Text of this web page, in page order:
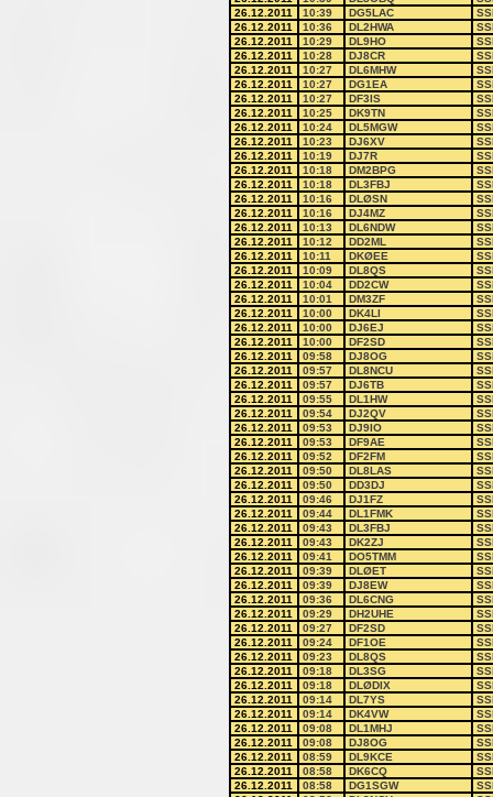
26.12.2011
10:39 DG5LAC
26.12.2011
10:36 DL2HWA
26.12.2011
10:29 DL9HO
26.12.2011
10:28 DJ8CR
26.12.2011
10:27 DL6MHW
26.12.2011
10:27 DG1EA
26.12.2011
10:27 DF3IS
26.12.2011
10:25 DK9TN
26.12.2011
10:24 DL5MGW
26.12.2011
10:23 DJ6XV
26.12.2011
10:19 DJ7R
26.12.2011
10:18 DM2BPG
26.12.2011
10:18 DL3FBJ
26.12.2011
10:16 DLØSN
26.12.2011
10:16 DJ4MZ
26.12.2011
10:13 DL6NDW
26.12.2011
10:12 DD2ML
26.12.2011
10:11 DKØEE
26.12.2011
10:09 DL8QS
26.12.2011
10:04 DD2CW
26.12.2011
10:01 DM3ZF
26.12.2011
10:00 DK4LI
26.12.2011
10:00 DJ6EJ
26.12.2011
10:00 DF2SD
26.12.2011
09:58 DJ8OG
26.12.2011
09:57 DL8NCU
26.12.2011
09:57 DJ6TB
26.12.2011
09:55 DL1HW
26.12.2011
09:54 DJ2QV
26.12.2011
09:53 DJ9IO
26.12.2011
09:53 DF9AE
26.12.2011
09:52 DF2FM
26.12.2011
09:50 DL8LAS
26.12.2011
09:50 DD3DJ
26.12.2011
09:46 DJ1FZ
26.12.2011
09:44 DL1FMK
26.12.2011
09:43 DL3FBJ
26.12.2011
09:43 DK2ZJ
26.12.2011
09:41 DO5TMM
26.12.2011
09:39 DLØET
26.12.2011
09:39 DJ8EW
26.12.2011
09:36 DL6CNG
26.12.2011
09:29 DH2UHE
26.12.2011
09:27 DF2SD
26.12.2011
09:24 DF1OE
26.12.2011
09:23 DL8QS
26.12.2011
09:18 DL3SG
26.12.2011
09:18 DLØDIX
26.12.2011
09:14 DL7YS
26.12.2011
09:14 DK4VW
26.12.2011
09:08 DL1MHJ
26.12.2011
09:08 DJ8OG
26.12.2011
08:59 DL9KCE
26.12.2011
08:58 DK6CQ
26.12.2011
08:58 DG1SGW